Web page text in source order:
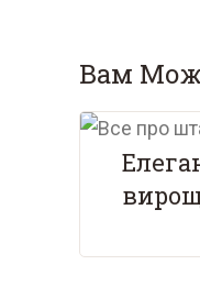
Вам